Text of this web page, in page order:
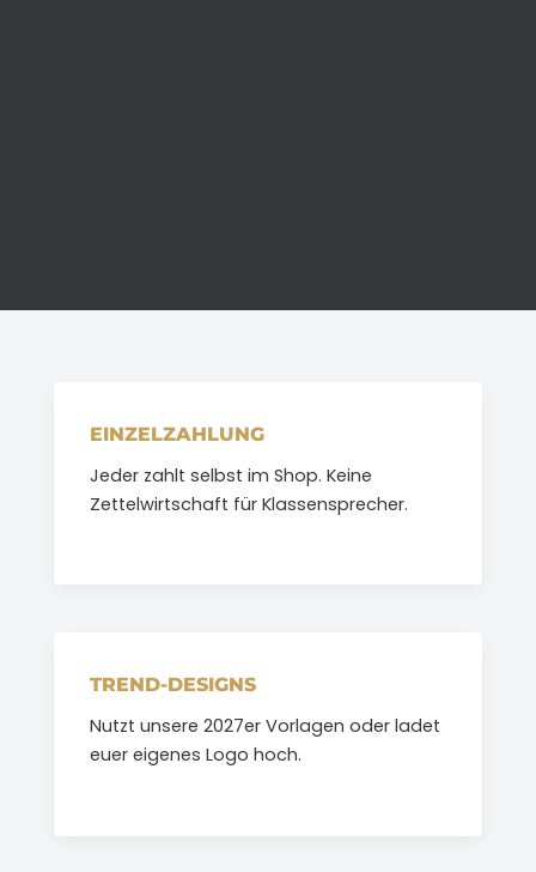
EINZELZAHLUNG
Jeder zahlt selbst im Shop. Keine
Zettelwirtschaft für Klassensprecher.
TREND-DESIGNS
Nutzt unsere 2027er Vorlagen oder ladet
euer eigenes Logo hoch.